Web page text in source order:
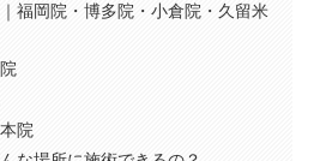
福岡院・博多院・小倉院・久留米
院